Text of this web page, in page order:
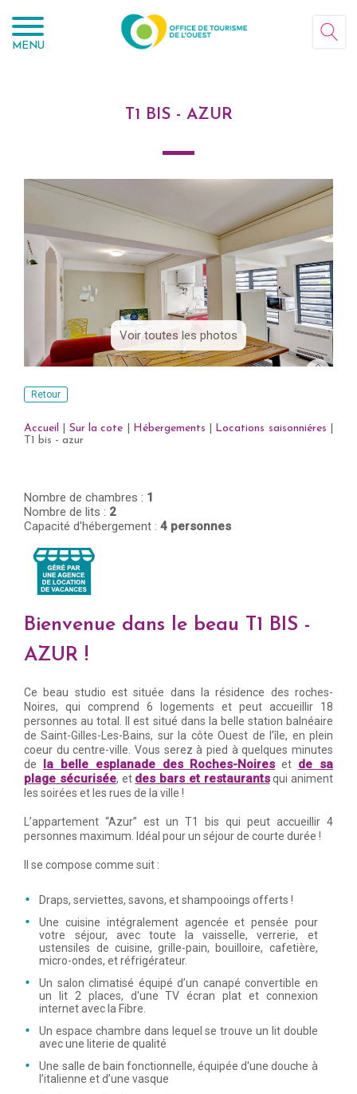
MENU
T1 BIS - AZUR
Voir toutes les photos
Retour
Accueil Sur la cote Hébergements Locations saisonniéres
T1 bis - azur
Nombre de chambres : 1
Nombre de lits : 2
Capacité d'hébergement : 4 personnes
Bienvenue dans le beau T1 BIS -
AZUR !
Ce beau studio est située dans la résidence des roches-
Noires, qui comprend 6 logements et peut accueillir 18
personnes au total. Il est situé dans la belle station balnéaire
de Saint-Gilles-Les-Bains, sur la côte Ouest de l’île, en plein
coeur du centre-ville. Vous serez à pied à quelques minutes
de la belle esplanade des Roches-Noires et de sa
plage sécurisée, et des bars et restaurantsqui animent
les soirées et les rues de la ville !
L’appartement “Azur” est un T1 bis qui peut accueillir 4
personnes maximum. Idéal pour un séjour de courte durée !
Il se compose comme suit :
Draps, serviettes, savons, et shampooings offerts !
Une cuisine intégralement agencée et pensée pour
votre séjour, avec toute la vaisselle, verrerie, et
ustensiles de cuisine, grille-pain, bouilloire, cafetière,
micro-ondes, et réfrigérateur.
Un salon climatisé équipé d’un canapé convertible en
un lit 2 places, d'une TV écran plat et connexion
internet avec la Fibre.
Un espace chambre dans lequel se trouve un lit double
avec une literie de qualité
Une salle de bain fonctionnelle, équipée d'une douche à
l’italienne et d’une vasque